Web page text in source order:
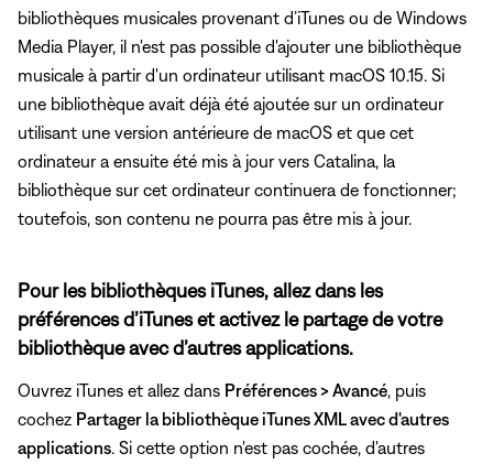
bibliothèques musicales provenant d’iTunes ou de Windows
Media Player, il n'est pas possible d'ajouter une bibliothèque
musicale à partir d'un ordinateur utilisant macOS 10.15. Si
une bibliothèque avait déjà été ajoutée sur un ordinateur
utilisant une version antérieure de macOS et que cet
ordinateur a ensuite été mis à jour vers Catalina, la
bibliothèque sur cet ordinateur continuera de fonctionner;
toutefois, son contenu ne pourra pas être mis à jour.
Pour les bibliothèques iTunes, allez dans les
préférences d’iTunes et activez le partage de votre
bibliothèque avec d’autres applications.
Ouvrez iTunes et allez dans Préférences > Avancé , puis
cochez Partager la bibliothèque iTunes XML avec d'autres
applications . Si cette option n'est pas cochée, d'autres